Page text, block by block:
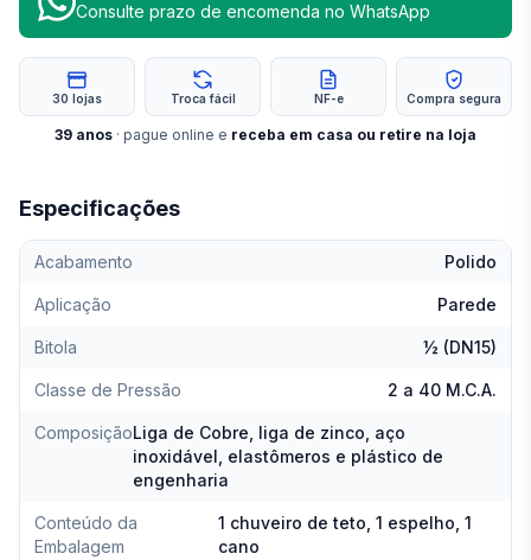
Especificações
Acabamento Polido
Aplicação Parede
Bitola ½ (DN15)
Classe de Pressão 2 a 40 M.C.A.
ComposiçãoLiga de Cobre, liga de zinco, aço
inoxidável, elastômeros e plástico de
engenharia
Conteúdo da
Embalagem
1 chuveiro de teto, 1 espelho, 1
cano
Consulte prazo de encomenda no WhatsApp
30 lojas Troca fácil NF-e Compra segura
39 anos · pague online e receba em casa ou retire na loja